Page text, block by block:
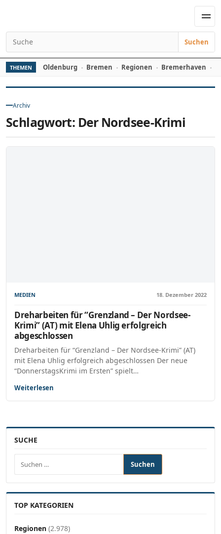
Suchen nach:
Suchen
THEMEN Oldenburg Bremen Regionen Bremerhaven
Archiv
Schlagwort: Der Nordsee-Krimi
MEDIEN 18. Dezember 2022
Dreharbeiten für “Grenzland – Der Nordsee-
Krimi” (AT) mit Elena Uhlig erfolgreich
abgeschlossen
Dreharbeiten für “Grenzland – Der Nordsee-Krimi” (AT)
mit Elena Uhlig erfolgreich abgeschlossen Der neue
“DonnerstagsKrimi im Ersten” spielt…
Weiterlesen
SUCHE
Suchen nach:
TOP KATEGORIEN
Regionen (2.978)